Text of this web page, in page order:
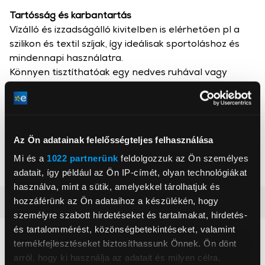
Az Ön adatainak felelősségteljes felhasználása
Mi és a 1022 partnerünk feldolgozzuk az Ön személyes
adatait, így például az Ön IP-címét, olyan technológiákat
használva, mint a sütik, amelyekkel tárolhatjuk és
hozzáférünk az Ön adataihoz a készülékén, hogy
személyre szabott hirdetéseket és tartalmakat, hirdetés-
és tartalommérést, közönségbetekintéseket, valamint
termékfejlesztéseket biztosíthassunk Önnek. Ön dönt
arról, hogy ki használja az adatait és milyen célra.
Gigapack
Tartósság és karbantartás
Vízálló és izzadságálló kivitelben is elérhetően pl a
szilikon és textil szíjak, így ideálisak sportoláshoz és
mindennapi használatra.
Könnyen tisztíthatóak egy nedves ruhával vagy
Részletes ismertető
Neked ajánljuk